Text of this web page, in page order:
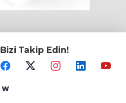
Bizi Takip Edin!